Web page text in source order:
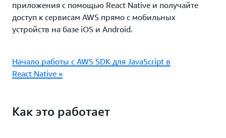
приложения с помощью React Native и получайте
доступ к сервисам AWS прямо с мобильных
устройств на базе iOS и Android.
Начало работы с AWS SDK для JavaScript в
React Native »
Как это работает